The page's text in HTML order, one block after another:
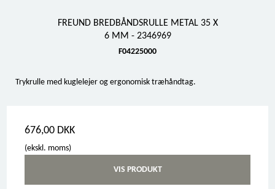
FREUND BREDBÅNDSRULLE METAL 35 X
6 MM - 2346969
F04225000
Trykrulle med kuglelejer og ergonomisk træhåndtag.
676,00 DKK
(ekskl. moms)
VIS PRODUKT